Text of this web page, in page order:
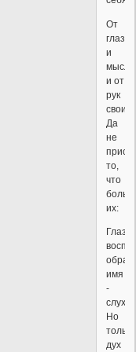
От
глаз
и
и от
рук
своих,-
Да
не
то,
что
их:
Глаза
образ,
имя
-
слух,
Но
только
дух